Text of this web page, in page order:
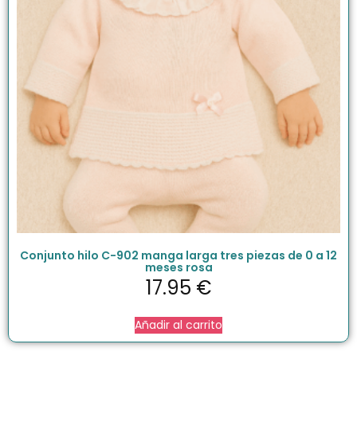
Conjunto hilo C-902 manga larga tres piezas de 0 a 12
meses rosa
17.95 €
Añadir al carrito